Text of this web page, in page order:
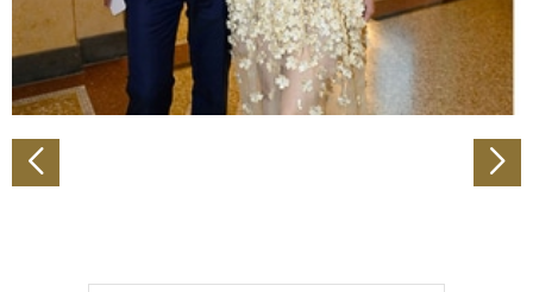
Verwendung unserer Website an unsere Partner für
soziale Medien, Werbung und Analysen weiter. Unsere
Partner führen diese Informationen möglicherweise mit
weiteren Daten zusammen, die Sie ihnen bereitgestellt
gesammelt haben.